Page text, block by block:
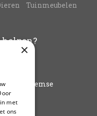
Tuinmeubelen
- 9140 Temse
×
met
ons